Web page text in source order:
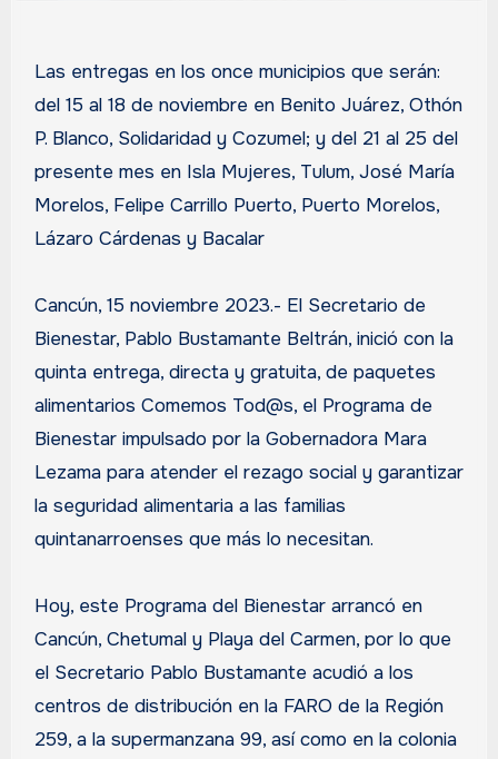
Las entregas en los once municipios que serán:
del 15 al 18 de noviembre en Benito Juárez, Othón
P. Blanco, Solidaridad y Cozumel; y del 21 al 25 del
presente mes en Isla Mujeres, Tulum, José María
Morelos, Felipe Carrillo Puerto, Puerto Morelos,
Lázaro Cárdenas y Bacalar
Cancún, 15 noviembre 2023.- El Secretario de
Bienestar, Pablo Bustamante Beltrán, inició con la
quinta entrega, directa y gratuita, de paquetes
alimentarios Comemos Tod@s, el Programa de
Bienestar impulsado por la Gobernadora Mara
Lezama para atender el rezago social y garantizar
la seguridad alimentaria a las familias
quintanarroenses que más lo necesitan.
Hoy, este Programa del Bienestar arrancó en
Cancún, Chetumal y Playa del Carmen, por lo que
el Secretario Pablo Bustamante acudió a los
centros de distribución en la FARO de la Región
259, a la supermanzana 99, así como en la colonia